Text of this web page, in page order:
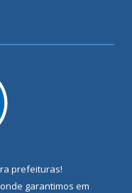
prefeituras!
garantimos em